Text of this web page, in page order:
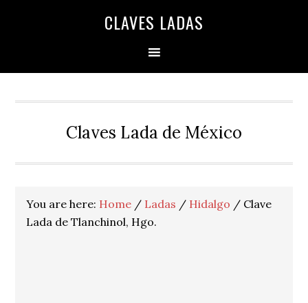
CLAVES LADAS
Claves Lada de México
You are here: Home / Ladas / Hidalgo / Clave
Lada de Tlanchinol, Hgo.